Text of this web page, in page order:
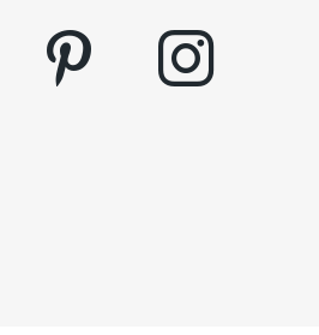
pinterest instagram